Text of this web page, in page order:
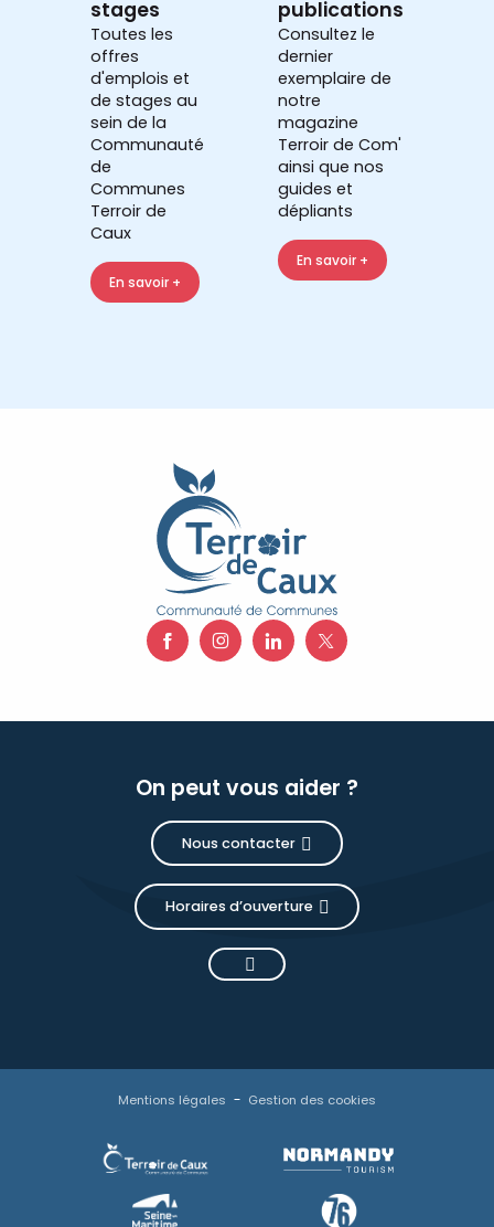
stages
Toutes les
offres
d'emplois et
de stages au
sein de la
Communauté
de
Communes
Terroir de
Caux
En savoir +
publications
Consultez le
dernier
exemplaire de
notre
magazine
Terroir de Com'
ainsi que nos
guides et
dépliants
En savoir +
On peut vous aider ?
Nous contacter
Horaires d’ouverture
Mentions légales Gestion des cookies